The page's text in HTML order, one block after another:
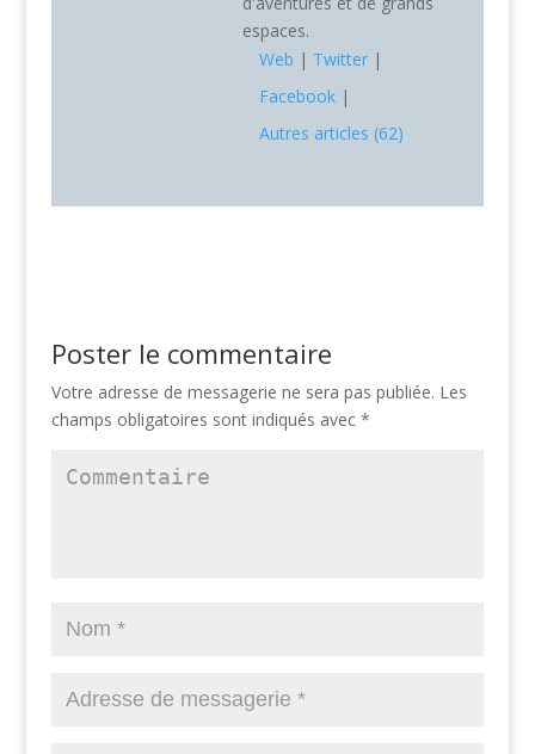
espaces.
Web | Twitter|
Facebook|
Autres articles (62)
Poster le commentaire
Votre adresse de messagerie ne sera pas publiée. Les
champs obligatoires sont indiqués avec *